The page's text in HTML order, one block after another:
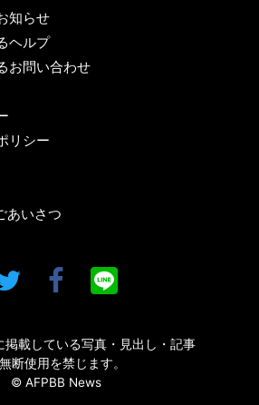
知らせ
ヘルプ
お問い合わせ
リシー
あいさつ
掲載している写真・見出し・記事
断使用を禁じます。
© AFPBB News